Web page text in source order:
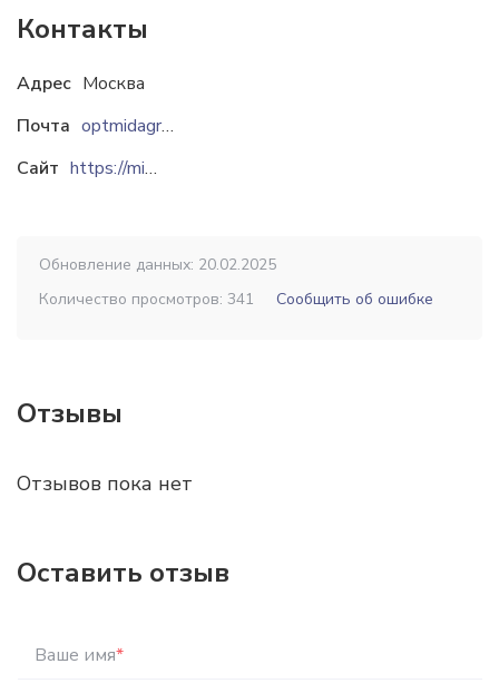
Контакты
Адрес Москва
Почта
optmidagroup@gmail.com
Сайт
https://midacompany.ru
Обновление данных: 20.02.2025
Количество просмотров: 341
Сообщить об ошибке
Отзывы
Отзывов пока нет
Оставить отзыв
Ваше имя*